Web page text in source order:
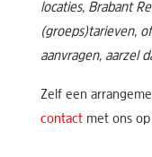
locaties, Brabant
(groeps)tarieven,
aanvragen, aarzel
Zelf een
contactmet ons op